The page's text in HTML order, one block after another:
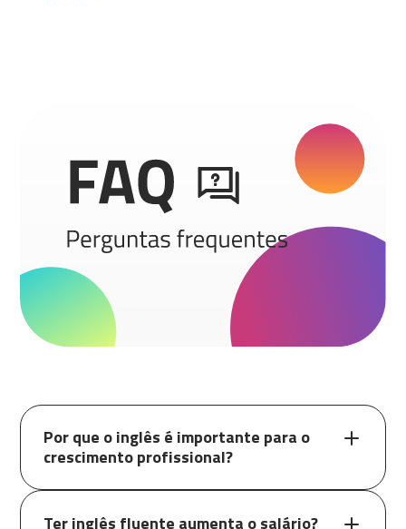
Por que o inglês é importante para o
crescimento profissional?
Ter inglês fluente aumenta o salário?